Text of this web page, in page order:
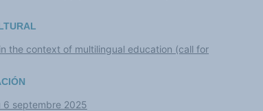
the context of multilingual education (call for
6 septembre 2025